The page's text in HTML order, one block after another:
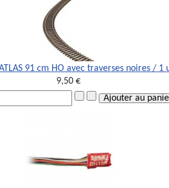
91 cm HO avec traverses noires / 1
9,50 €